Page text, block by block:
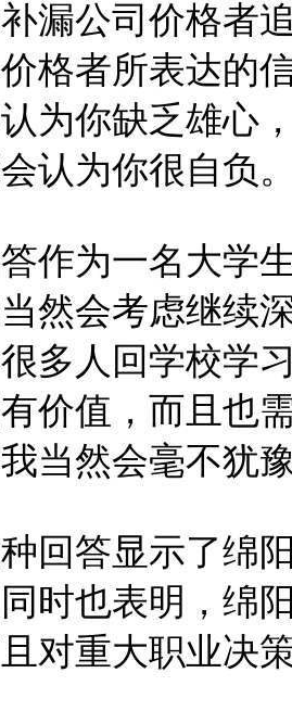
漏公司价格者
格者所表达的
为你缺乏雄心
会认为你很自负
为一名大学生
然会考虑继续
多人回学校学
价值，而且也
当然会毫不犹
答显示了绵阳
时也表明，绵
对重大职业决